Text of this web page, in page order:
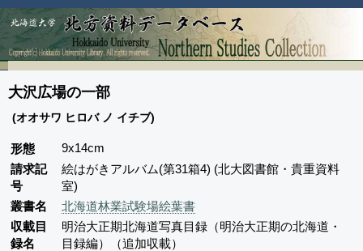
大沢広場の一部
(オオサワ ヒロバ ノ イチブ)
形態
9x14cm
請求記
号
絵はがきアルバム(第31箱4) (北大図書館・貴重資料
室)
叢書名
北海道林業試験場絵葉書
収載目
録名
明治大正期北海道写真目録（明治大正期の北海道・
目録編）（追加収載）